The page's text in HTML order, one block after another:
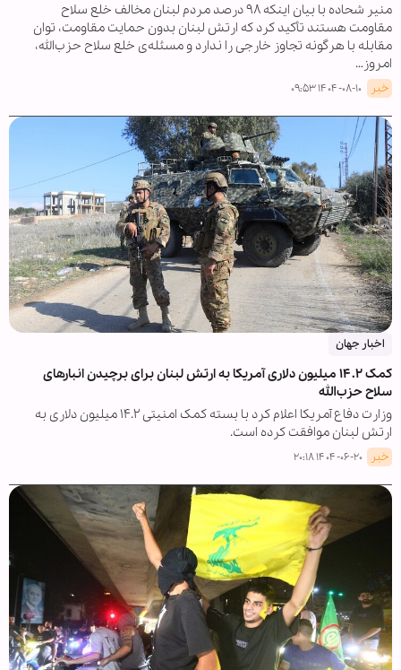
منیر شحاده با بیان اینکه ۹۸ درصد مردم لبنان مخالف خلع سلاح
مقاومت هستند تأکید کرد که ارتش لبنان بدون حمایت مقاومت، توان
مقابله با هرگونه تجاوز خارجی را ندارد و مسئله‌ی خلع سلاح حزب‌الله،
امروز…
خبر ۱۴۰۴-۰۸-۱۰ ۰۹:۵۳
اخبار جهان
کمک ۱۴.۲ میلیون دلاری آمریکا به ارتش لبنان برای برچیدن انبارهای
سلاح حزب‌الله
وزارت دفاع آمریکا اعلام کرد با بسته کمک امنیتی ۱۴.۲ میلیون دلاری به
ارتش لبنان موافقت کرده است.
خبر ۱۴۰۴-۰۶-۲۰ ۲۰:۱۸